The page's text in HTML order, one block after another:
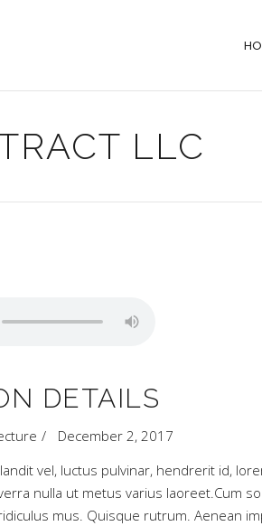
LLC
DETAILS
December 2, 2017
vel, luctus pulvinar, hendrerit id,
nulla ut metus varius laoreet.Cum
mus. Quisque rutrum. Aenean